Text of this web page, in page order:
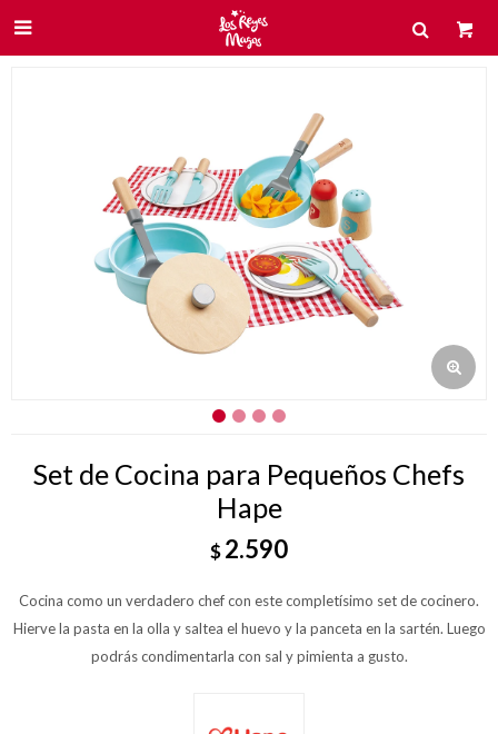

Set de Cocina para Pequeños Chefs
Hape
$2.590
Cocina como un verdadero chef con este completísimo set de cocinero.
Hierve la pasta en la olla y saltea el huevo y la panceta en la sartén. Luego
podrás condimentarla con sal y pimienta a gusto.